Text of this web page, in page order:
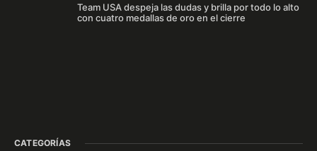
Team USA despeja las dudas y brilla por todo lo alto
con cuatro medallas de oro en el cierre
CATEGORÍAS